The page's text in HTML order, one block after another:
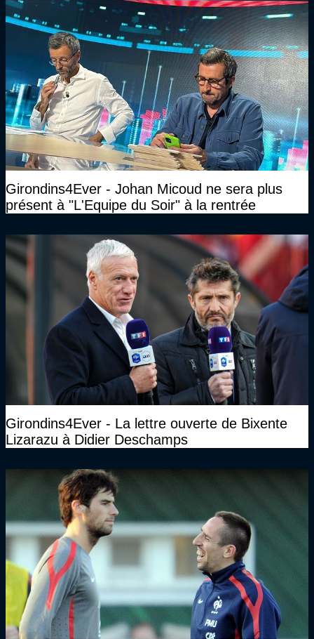
Girondins4Ever - Johan Micoud ne sera plus
présent à "L'Equipe du Soir" à la rentrée
Girondins4Ever - La lettre ouverte de Bixente
Lizarazu à Didier Deschamps